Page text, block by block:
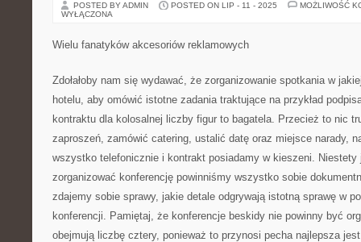
POSTED BY ADMIN POSTED ON LIP - 11 - 2025
MOŻLIWOŚĆ
WYŁĄCZONA
Wielu fanatyków akcesoriów reklamowych
Zdołałoby nam się wydawać, że zorganizowanie spotkania w
hotelu, aby omówić istotne zadania traktujące na przykład
kontraktu dla kolosalnej liczby figur to bagatela. Przecież to nic
zaproszeń, zamówić catering, ustalić datę oraz miejsce narady,
wszystko telefonicznie i kontrakt posiadamy w kieszeni. Niestety
zorganizować konferencję powinniśmy wszystko sobie
zdajemy sobie sprawy, jakie detale odgrywają istotną sprawę w
konferencji. Pamiętaj, że konferencje beskidy nie powinny być
obejmują liczbę cztery, ponieważ to przynosi pecha najlepsza